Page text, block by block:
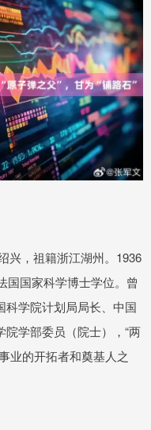
兴，祖籍浙江湖州。1936
国国家科学博士学位。曾
科学院计划局局长、中国
学部委员（院士），“两
业的开拓者和奠基人之